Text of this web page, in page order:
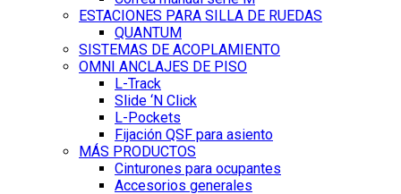
ESTACIONES PARA SILLA DE RUEDAS
QUANTUM
SISTEMAS DE ACOPLAMIENTO
OMNI ANCLAJES DE PISO
L-Track
Slide ‘N Click
L-Pockets
Fijación QSF para asiento
MÁS PRODUCTOS
Cinturones para ocupantes
Accesorios generales